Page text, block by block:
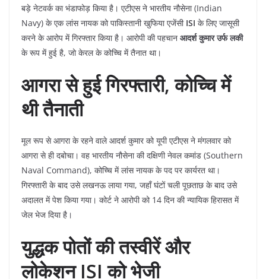
बड़े नेटवर्क का भंडाफोड़ किया है। एटीएस ने भारतीय नौसेना (Indian
Navy) के एक लांस नायक को पाकिस्तानी खुफिया एजेंसी ISI के लिए जासूसी
करने के आरोप में गिरफ्तार किया है। आरोपी की पहचान आदर्श कुमार उर्फ लकी
के रूप में हुई है, जो केरल के कोच्चि में तैनात था।
आगरा से हुई गिरफ्तारी, कोच्चि में
थी तैनाती
​मूल रूप से आगरा के रहने वाले आदर्श कुमार को यूपी एटीएस ने मंगलवार को
आगरा से ही दबोचा। वह भारतीय नौसेना की दक्षिणी नेवल कमांड (Southern
Naval Command), कोच्चि में लांस नायक के पद पर कार्यरत था।
गिरफ्तारी के बाद उसे लखनऊ लाया गया, जहाँ घंटों चली पूछताछ के बाद उसे
अदालत में पेश किया गया। कोर्ट ने आरोपी को 14 दिन की न्यायिक हिरासत में
जेल भेज दिया है।
युद्धक पोतों की तस्वीरें और
लोकेशन ISI को भेजी